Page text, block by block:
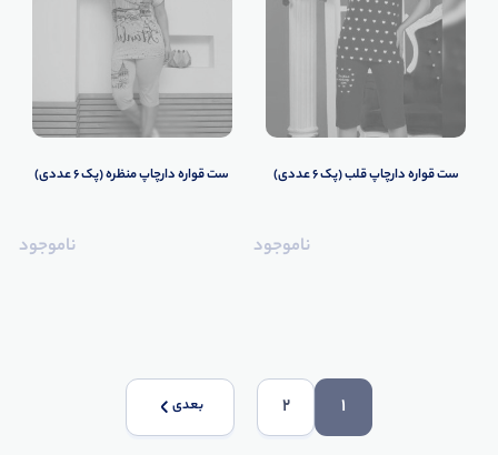
ست قواره دارچاپ قلب (پک 6 عددی)
ناموجود
ست قواره دارچاپ منظره (پک 6 عددی)
ناموجود
1
2 بعدی